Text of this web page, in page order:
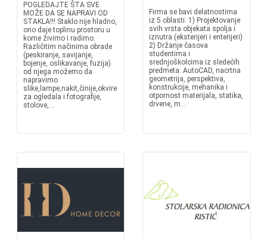
POGLEDAJTE ŠTA SVE
MOŽE DA SE NAPRAVI OD
STAKLA!!! Staklo nije hladno,
ono daje toplinu prostoru u
kome živimo i radimo.
Različitim načinima obrade
(peskiranje, savijanje,
bojenje, oslikavanje, fuzija)
od njega možemo da
napravimo
slike,lampe,nakit,činije,okvire
za ogledala i fotografije,
stolove,...
Firma se bavi delatnostima
iz 5 oblasti: 1) Projektovanje
svih vrsta objekata spolja i
iznutra (eksterijeri i enterijeri)
2) Držanje časova
studentima i
srednjoškolcima iz sledećih
predmeta: AutoCAD, nacrtna
geometrija, perspektiva,
konstrukcije, mehanika i
otpornost materijala, statika,
drvene, m...